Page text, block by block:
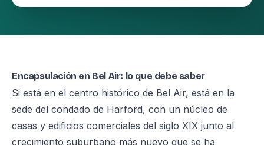
Encapsulación en Bel Air: lo que debe saber
Si está en el centro histórico de Bel Air, está en la
sede del condado de Harford, con un núcleo de
casas y edificios comerciales del siglo XIX junto al
crecimiento suburbano más nuevo que se ha